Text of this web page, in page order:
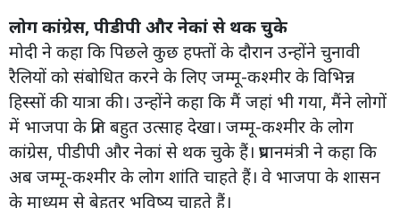
लोग कांग्रेस, पीडीपी और नेकां से थक चुके
मोदी ने कहा कि पिछले कुछ हफ्तों के दौरान उन्होंने चुनावी
रैलियों को संबोधित करने के लिए जम्मू-कश्मीर के विभिन्न
हिस्सों की यात्रा की। उन्होंने कहा कि मैं जहां भी गया, मैंने लोगों
में भाजपा के प्रति बहुत उत्साह देखा। जम्मू-कश्मीर के लोग
कांग्रेस, पीडीपी और नेकां से थक चुके हैं। प्रधानमंत्री ने कहा कि
अब जम्मू-कश्मीर के लोग शांति चाहते हैं। वे भाजपा के शासन
के माध्यम से बेहतर भविष्य चाहते हैं।